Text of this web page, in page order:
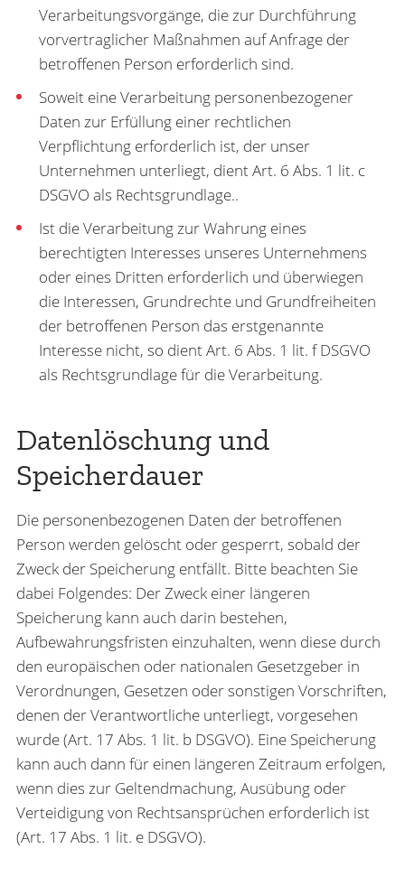
Verarbeitungsvorgänge, die zur Durchführung
vorvertraglicher Maßnahmen auf Anfrage der
betroffenen Person erforderlich sind.
Soweit eine Verarbeitung personenbezogener
Daten zur Erfüllung einer rechtlichen
Verpflichtung erforderlich ist, der unser
Unternehmen unterliegt, dient Art. 6 Abs. 1 lit. c
DSGVO als Rechtsgrundlage..
Ist die Verarbeitung zur Wahrung eines
berechtigten Interesses unseres Unternehmens
oder eines Dritten erforderlich und überwiegen
die Interessen, Grundrechte und Grundfreiheiten
der betroffenen Person das erstgenannte
Interesse nicht, so dient Art. 6 Abs. 1 lit. f DSGVO
als Rechtsgrundlage für die Verarbeitung.
Datenlöschung und
Speicherdauer
Die personenbezogenen Daten der betroffenen
Person werden gelöscht oder gesperrt, sobald der
Zweck der Speicherung entfällt. Bitte beachten Sie
dabei Folgendes: Der Zweck einer längeren
Speicherung kann auch darin bestehen,
Aufbewahrungsfristen einzuhalten, wenn diese durch
den europäischen oder nationalen Gesetzgeber in
Verordnungen, Gesetzen oder sonstigen Vorschriften,
denen der Verantwortliche unterliegt, vorgesehen
wurde (Art. 17 Abs. 1 lit. b DSGVO). Eine Speicherung
kann auch dann für einen längeren Zeitraum erfolgen,
wenn dies zur Geltendmachung, Ausübung oder
Verteidigung von Rechtsansprüchen erforderlich ist
(Art. 17 Abs. 1 lit. e DSGVO).